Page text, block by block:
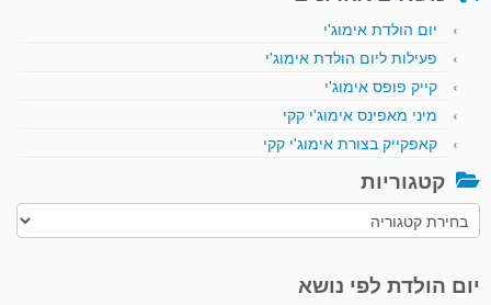
יום הולדת אימוג'י
פעילות ליום הולדת אימוג'י
קייק פופס אימוג'י
מיני מאפינס אימוג'י קקי
קאפקייק בצורת אימוג'י קקי
קטגוריות
קטגוריות
יום הולדת לפי נושא